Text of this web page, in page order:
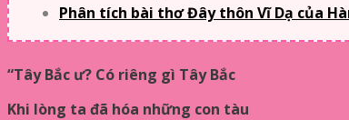
Phân tích bài thơ Đây thôn Vĩ Dạ của
“Tây Bắc ư? Có riêng gì Tây Bắc
Khi lòng ta đã hóa những con tàu